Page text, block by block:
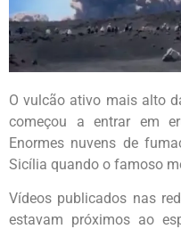
O vulcão ativo mais alto
começou a entrar em
Enormes nuvens de
Sicília quando o famoso
Vídeos publicados nas
estavam próximos ao